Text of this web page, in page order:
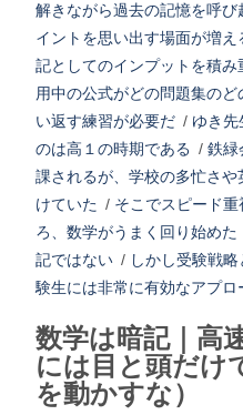
解きながら過去の記憶を呼び
イントを思い出す場面が増え
記としてのインプットを積
用中の公式がどの問題集の
い返す練習が必要だ / ゆき先
のは高１の時期である / 鉄緑
課されるが、学校の多忙さ
けていた / そこでスピード
ろ、数学がうまく回り始めた
記ではない / しかし受験戦
験生には非常に有効なアプロ
数学は暗記｜高
には目と頭だけ
を動かすな）